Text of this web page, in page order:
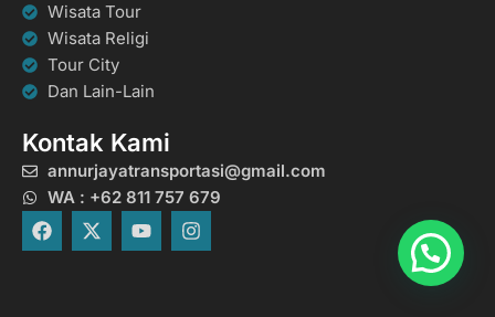
Wisata Tour
Wisata Religi
Tour City
Dan Lain-Lain
Kontak Kami
annurjayatransportasi@gmail.com
WA : +62 811 757 679
F
a
X
-
Y
o
I
n